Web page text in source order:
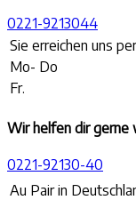
0221-9213044
Sie erreichen uns
Mo- Do
Fr.
Wir helfen dir gerne
0221-92130-40
Au Pair in